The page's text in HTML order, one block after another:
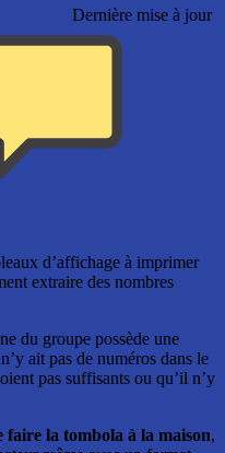
Dernière mise à jour
d’affichage à imprimer
extraire des nombres
du groupe possède une
ait pas de numéros dans le
pas suffisants ou qu’il n’y
faire la tombola à la maison,